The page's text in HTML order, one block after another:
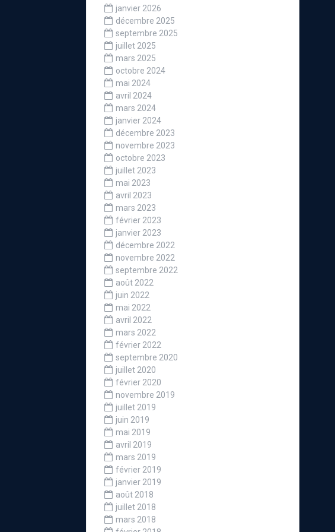
janvier 2026
décembre 2025
septembre 2025
juillet 2025
mars 2025
octobre 2024
mai 2024
avril 2024
mars 2024
janvier 2024
décembre 2023
novembre 2023
octobre 2023
juillet 2023
mai 2023
avril 2023
mars 2023
février 2023
janvier 2023
décembre 2022
novembre 2022
septembre 2022
août 2022
juin 2022
mai 2022
avril 2022
mars 2022
février 2022
septembre 2020
juillet 2020
février 2020
novembre 2019
juillet 2019
juin 2019
mai 2019
avril 2019
mars 2019
février 2019
janvier 2019
août 2018
juillet 2018
mars 2018